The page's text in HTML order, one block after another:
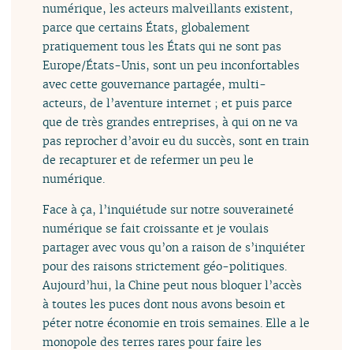
numérique, les acteurs malveillants existent,
parce que certains États, globalement
pratiquement tous les États qui ne sont pas
Europe/États-Unis, sont un peu inconfortables
avec cette gouvernance partagée, multi-
acteurs, de l’aventure internet ; et puis parce
que de très grandes entreprises, à qui on ne va
pas reprocher d’avoir eu du succès, sont en train
de recapturer et de refermer un peu le
numérique.
Face à ça, l’inquiétude sur notre souveraineté
numérique se fait croissante et je voulais
partager avec vous qu’on a raison de s’inquiéter
pour des raisons strictement géo-politiques.
Aujourd’hui, la Chine peut nous bloquer l’accès
à toutes les puces dont nous avons besoin et
péter notre économie en trois semaines. Elle a le
monopole des terres rares pour faire les